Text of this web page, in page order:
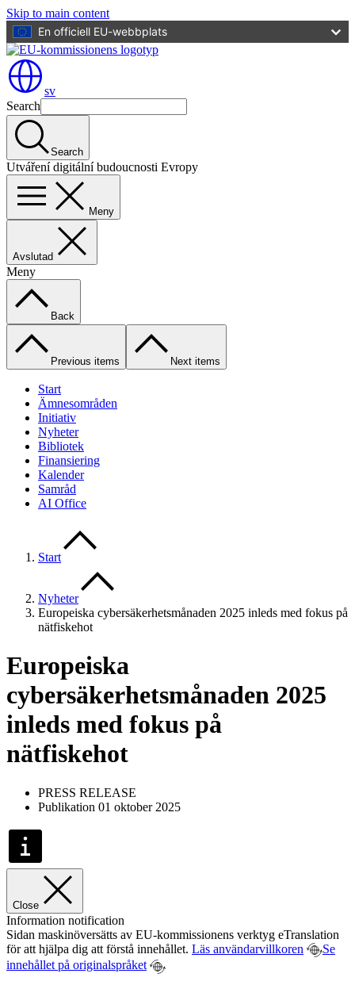
Skip to main content
En officiell EU-webbplats
sv
Search
Search
Utváření digitální budoucnosti Evropy
Meny
Avslutad
Meny
Back
Previous items Next items
Start
Ämnesområden
Initiativ
Nyheter
Bibliotek
Finansiering
Kalender
Samråd
AI Office
Start
Nyheter
Europeiska cybersäkerhetsmånaden 2025 inleds med fokus på
nätfiskehot
Europeiska
cybersäkerhetsmånaden 2025
inleds med fokus på
nätfiskehot
PRESS RELEASE
Publikation 01 oktober 2025
Close
Information notification
Sidan maskinöversätts av EU-kommissionens verktyg eTranslation
för att hjälpa dig att förstå innehållet. Läs användarvillkoren
Se
innehållet på originalspråket